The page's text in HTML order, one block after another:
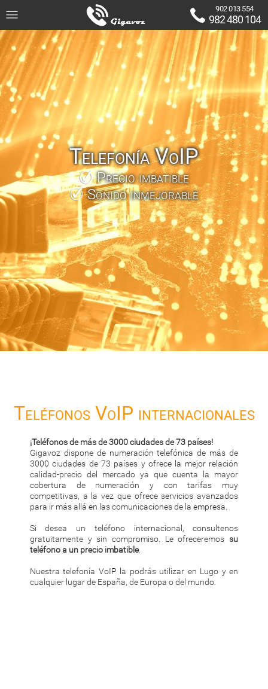
902 013 554
982 480 104
Telefonía VoIP
Precio imbatible
Sonido inmejorable
Teléfonos VoIP internacionales
¡Teléfonos de más de 3000 ciudades de 73 países!
Gigavoz dispone de numeración telefónica de más de
3000 ciudades de 73 países y ofrece la mejor relación
calidad-precio del mercado ya que cuenta la mayor
cobertura de numeración y con tarifas muy
competitivas, a la vez que ofrece servicios avanzados
para ir más allá en las comunicaciones de la empresa.
Si desea un teléfono internacional, consultenos
gratuitamente y sin compromiso. Le ofreceremossu
teléfono a un precio imbatible.
Nuestra telefonía VoIP la podrás utilizar en Lugo y en
cualquier lugar de España, de Europa o del mundo.